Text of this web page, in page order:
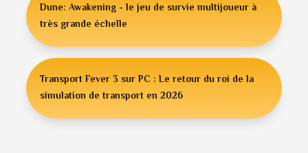
Dune: Awakening - le jeu de survie multijoueur à
très grande échelle
Transport Fever 3 sur PC : Le retour du roi de la
simulation de transport en 2026